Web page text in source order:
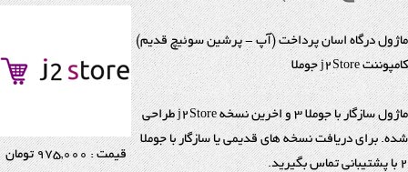
قیمت : 975,000 تومان
ماژول درگاه اسان پرداخت (آپ - پرشین سوئیچ قدیم)
کامپوننت j2Store جوملا
ماژول سازگار با جوملا 3 و اخرین نسخه j2Store طراحی
شده. برای دریافت نسخه های قدیمی یا سازگار با جوملا
2 با پشتیبانی تماس بگیرید.